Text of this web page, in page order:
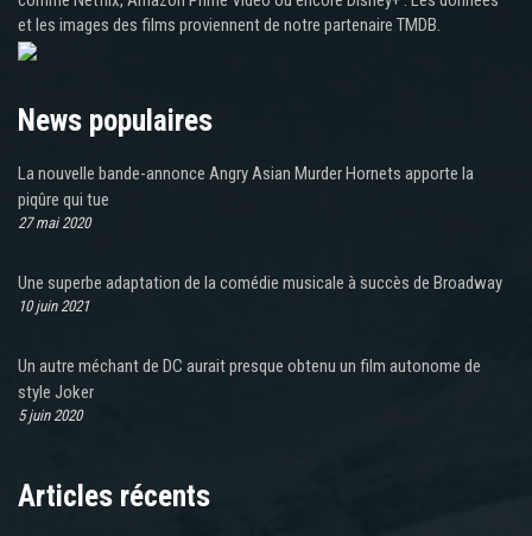
et les images des films proviennent de notre partenaire TMDB.
News populaires
La nouvelle bande-annonce Angry Asian Murder Hornets apporte la
piqûre qui tue
27 mai 2020
Une superbe adaptation de la comédie musicale à succès de Broadway
10 juin 2021
Un autre méchant de DC aurait presque obtenu un film autonome de
style Joker
5 juin 2020
Articles récents